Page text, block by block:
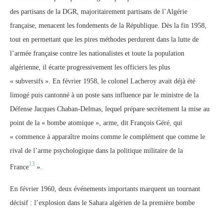
des partisans de la DGR, majoritairement partisans de l’Algérie
française, menacent les fondements de la République. Dès la fin 1958,
tout en permettant que les pires méthodes perdurent dans la lutte de
l’armée française contre les nationalistes et toute la population
algérienne, il écarte progressivement les officiers les plus
« subversifs ». En février 1958, le colonel Lacheroy avait déjà été
limogé puis cantonné à un poste sans influence par le ministre de la
Défense Jacques Chaban-Delmas, lequel prépare secrètement la mise au
point de la « bombe atomique », arme, dit François Géré, qui
« commence à apparaître moins comme le complément que comme le
rival de l’arme psychologique dans la politique militaire de la
France13 ».
En février 1960, deux événements importants marquent un tournant
décisif : l’explosion dans le Sahara algérien de la première bombe